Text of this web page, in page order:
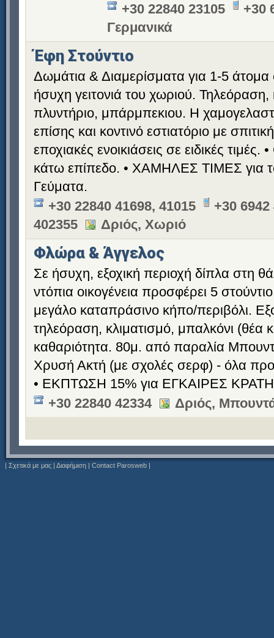
+30 22840 23105
+30
Γερμανικά
Έφη Στούντιο
Δωμάτια & Διαμερίσματα για 1-5
ήσυχη γειτονιά του χωριού. Τηλεόραση,
πλυντήριο, μπάρμπεκιου. Η
επίσης και κοντινό εστιατόριο με
εποχιακές ενοικιάσεις σε ειδικές
κάτω επίπεδο. • ΧΑΜΗΛΕΣ ΤΙΜΕΣ για το
Γεύματα.
+30 22840 41698, 41015
+30 6942
402355
Δριός, Χωριό
Φλώρα & Άγγελος
Σε ήσυχη, εξοχική περιοχή δίπλα στη
ντόπια οικογένεια προσφέρει 5
μεγάλο καταπράσινο κήπο/περιβόλι.
τηλεόραση, κλιματισμό, μπαλκόνι (θέα
καθαριότητα. 80μ. από παραλία
Χρυσή Ακτή (με σχολές σερφ) - όλα
• ΕΚΠΤΩΣΗ 15% για ΕΓΚΑΙΡΕΣ
+30 22840 42334
Δριός,
| Σχετικά με μας | Διαφήμιση | Contact Parosweb |